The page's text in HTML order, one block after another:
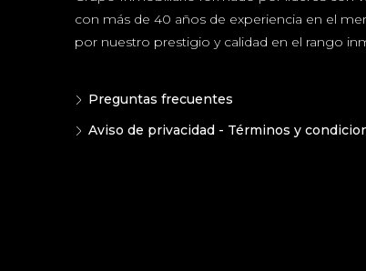
con más de 40 años de experiencia en el
por nuestro prestigio y calidad en el rango
Preguntas frecuentes
Aviso de privacidad - Términos y